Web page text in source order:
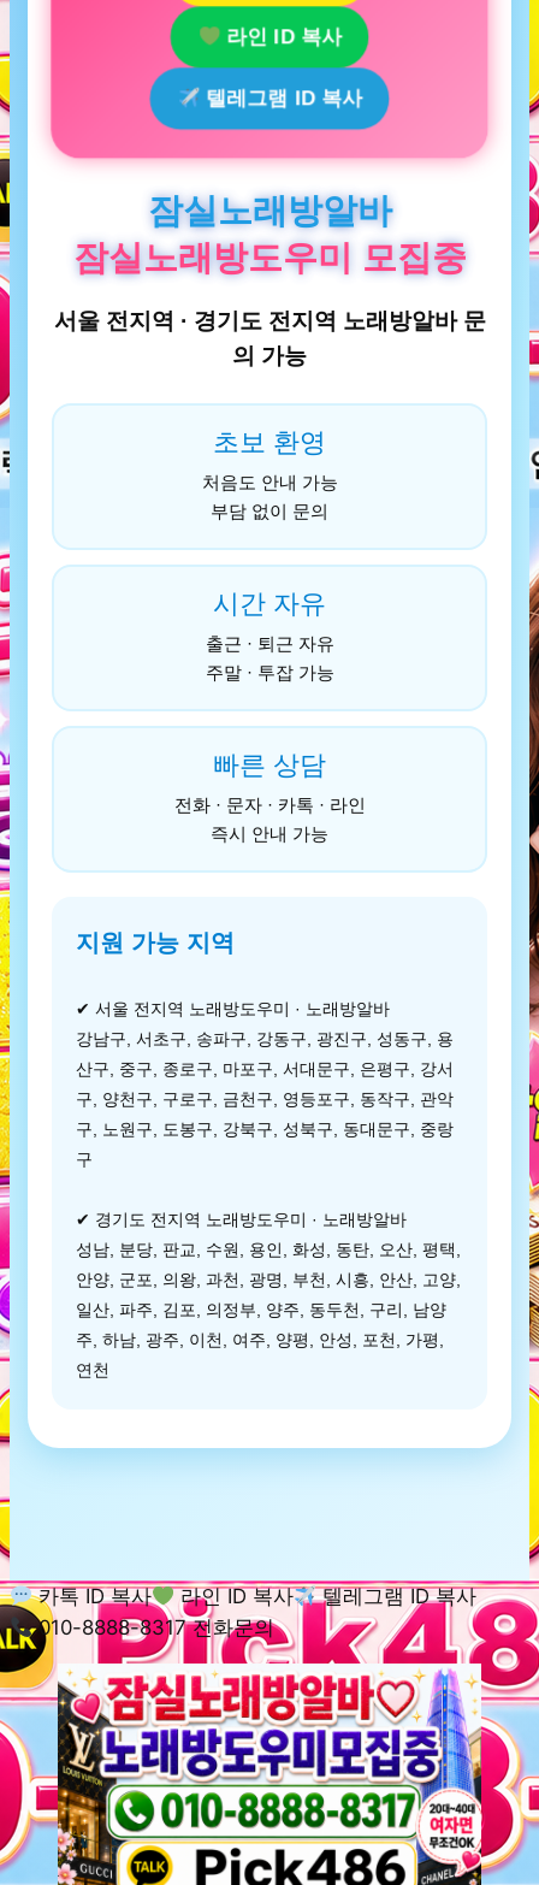
라인 ID 복사
텔레그램 ID 복사
잠실노래방알바
잠실노래방도우미 모집중
서울 전지역 · 경기도 전지역 노래방알바 문
의 가능
초보 환영
처음도 안내 가능
부담 없이 문의
시간 자유
출근 · 퇴근 자유
주말 · 투잡 가능
빠른 상담
전화 · 문자 · 카톡 · 라인
즉시 안내 가능
지원 가능 지역
✔ 서울 전지역 노래방도우미 · 노래방알바
강남구, 서초구, 송파구, 강동구, 광진구, 성동구, 용
산구, 중구, 종로구, 마포구, 서대문구, 은평구, 강서
구, 양천구, 구로구, 금천구, 영등포구, 동작구, 관악
구, 노원구, 도봉구, 강북구, 성북구, 동대문구, 중랑
구
✔ 경기도 전지역 노래방도우미 · 노래방알바
성남, 분당, 판교, 수원, 용인, 화성, 동탄, 오산, 평택,
안양, 군포, 의왕, 과천, 광명, 부천, 시흥, 안산, 고양,
일산, 파주, 김포, 의정부, 양주, 동두천, 구리, 남양
주, 하남, 광주, 이천, 여주, 양평, 안성, 포천, 가평,
연천
카톡 ID 복사 라인 ID 복사
텔레그램 ID 복사
010-8888-8317 전화문의